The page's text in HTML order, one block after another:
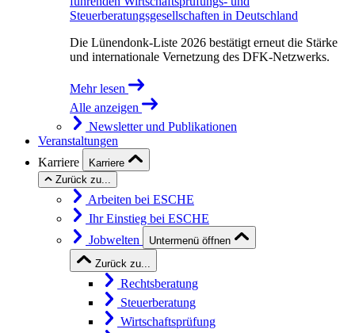
Steuerberatungsgesellschaften in Deutschland
Die Lünendonk-Liste 2026 bestätigt erneut die Stärke
und internationale Vernetzung des DFK-Netzwerks.
Mehr lesen
Alle anzeigen
Newsletter und Publikationen
Veranstaltungen
Karriere
Karriere
Zurück zu...
Arbeiten bei ESCHE
Ihr Einstieg bei ESCHE
Jobwelten
Untermenü öffnen
Zurück zu...
Rechtsberatung
Steuerberatung
Wirtschaftsprüfung